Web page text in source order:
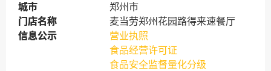
城市
城市
郑州市
门店名称
门店名称
麦当劳郑州花园路得来速餐厅
信息公示
信息公示
营业执照
食品经营许可证
食品安全监督量化分级